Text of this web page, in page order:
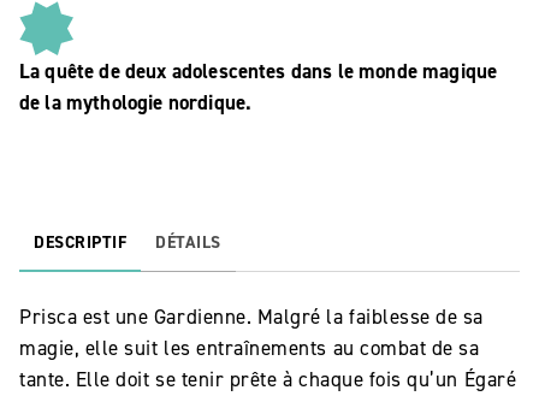
La quête de deux adolescentes dans le monde magique
de la mythologie nordique.
DESCRIPTIF DÉTAILS
Prisca est une Gardienne. Malgré la faiblesse de sa
magie, elle suit les entraînements au combat de sa
tante. Elle doit se tenir prête à chaque fois qu’un Égaré